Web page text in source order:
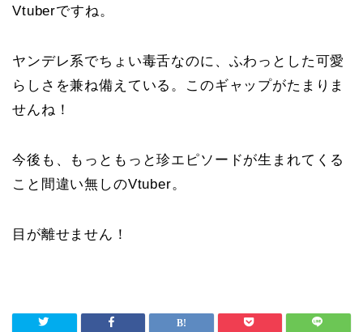
Vtuberですね。
ヤンデレ系でちょい毒舌なのに、ふわっとした可愛
らしさを兼ね備えている。このギャップがたまりま
せんね！
今後も、もっともっと珍エピソードが生まれてくる
こと間違い無しのVtuber。
目が離せません！